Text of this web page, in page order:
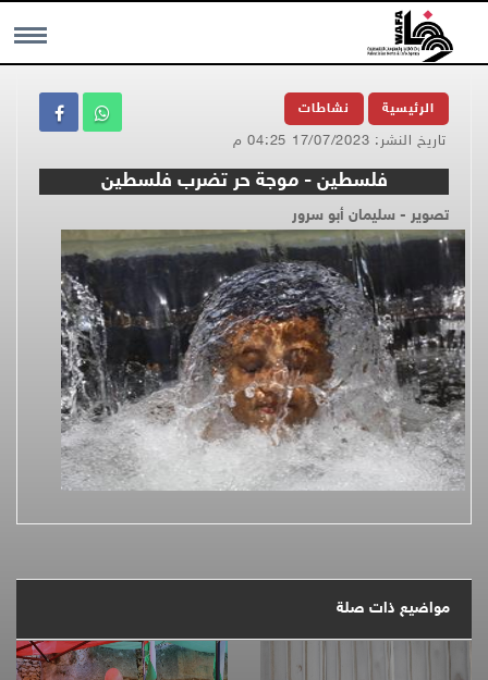
MENU الرئيسية نشاطات
تاريخ النشر: 17/07/2023 04:25 م
فلسطين - موجة حر تضرب فلسطين
تصوير - سليمان أبو سرور
مواضيع ذات صلة